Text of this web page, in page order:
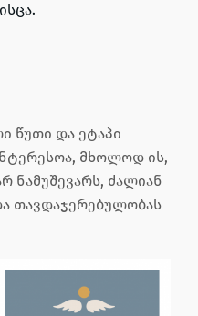
წუთი და ეტაპი
მხოლოდ ის,
ნამუშევარს, ძალიან
თავდაჯერებულობას